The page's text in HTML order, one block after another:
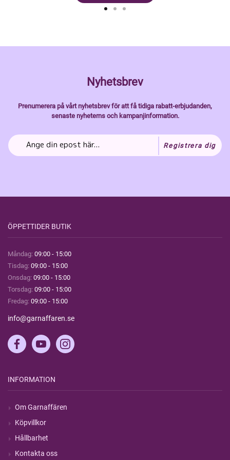
Nyhetsbrev
Prenumerera på vårt nyhetsbrev för att få tidiga rabatt-erbjudanden,
senaste nyheterns och kampanjinformation.
Registrera dig
ÖPPETTIDER BUTIK
Måndag: 09:00 - 15:00
Tisdag: 09:00 - 15:00
Onsdag: 09:00 - 15:00
Torsdag: 09:00 - 15:00
Fredag: 09:00 - 15:00
info@garnaffaren.se
INFORMATION
Om Garnaffären
Köpvillkor
Hållbarhet
Kontakta oss